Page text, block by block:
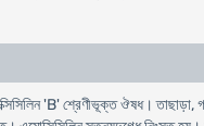
'B' শ্রেণীভূক্ত ঔষধ। তাছাড়া,